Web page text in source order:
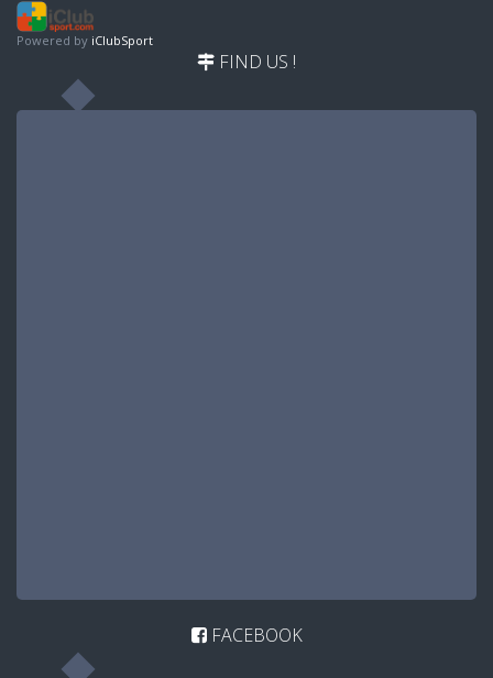
Powered by iClubSport
FIND US !
FACEBOOK